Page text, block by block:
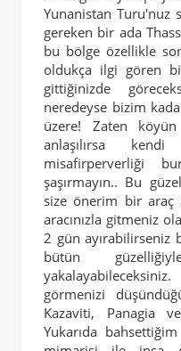
Yunanistan Turu'nuz
gereken bir ada
bu bölge özellikle
oldukça ilgi gören
gittiğinizde
neredeyse bizim
üzere! Zaten
anlaşılırsa
misafirperverliği
şaşırmayın.. Bu
size önerim bir araç
aracınızla gitmeniz
2 gün ayırabilirseniz
bütün
görmenizi
Kazaviti, Panagia
Yukarıda